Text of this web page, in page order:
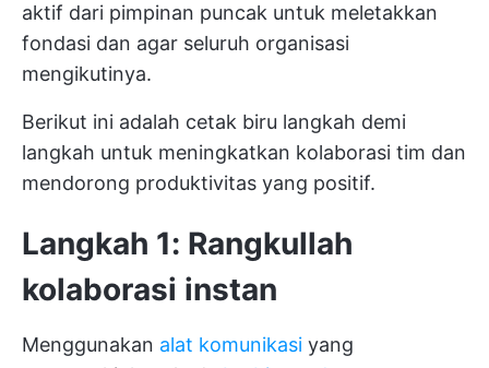
aktif dari pimpinan puncak untuk meletakkan
fondasi dan agar seluruh organisasi
mengikutinya.
Berikut ini adalah cetak biru langkah demi
langkah untuk meningkatkan kolaborasi tim dan
mendorong produktivitas yang positif.
Langkah 1: Rangkullah
kolaborasi instan
Menggunakan alat komunikasi yang